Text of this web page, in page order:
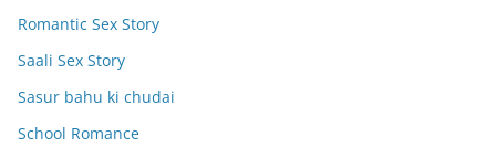
Romantic Sex Story
Saali Sex Story
Sasur bahu ki chudai
School Romance